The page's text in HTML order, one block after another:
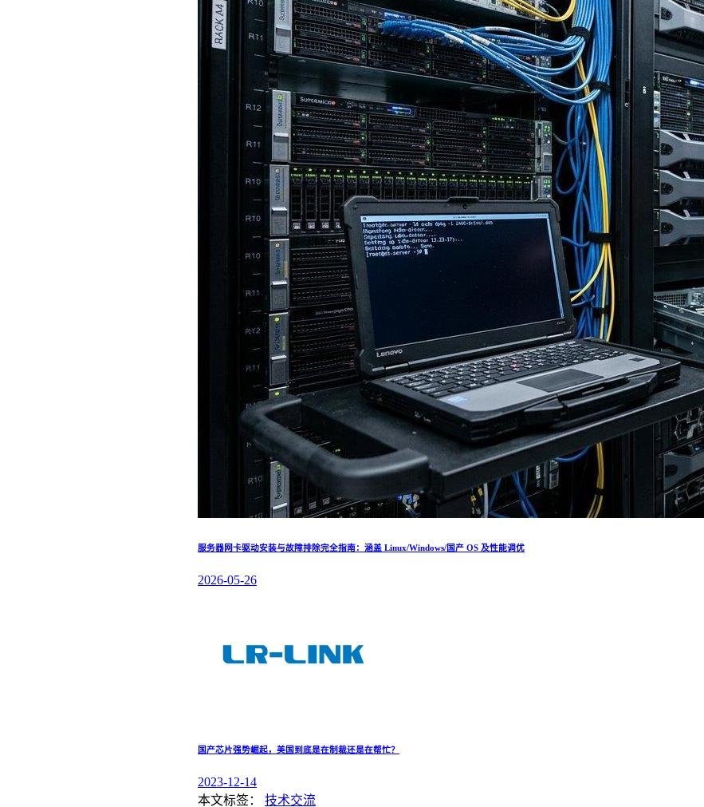
服务器网卡驱动安装与故障排除完全指南：涵盖 Linux/Windows/国产 OS 及性能调优
2026-05-26
国产芯片强势崛起，美国到底是在制裁还是在帮忙？
2023-12-14
本文标签：
技术交流